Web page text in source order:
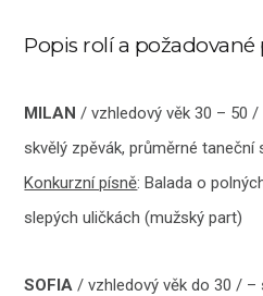
Popis rolí a požadované
MILAN / vzhledový věk 30 – 50 /
skvělý zpěvák, průměrné taneční
Konkurzní písně: Balada o
slepých uličkách (mužský part)
SOFIA / vzhledový věk do 30 / –